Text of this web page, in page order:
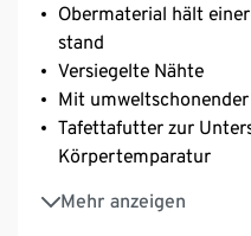
Obermaterial hält
stand
Versiegelte Nähte
Mit
Tafettafutter zur
Körpertemparatur
Mehr anzeigen
Übergroße Kapuze ‒
Leichte A-Linie und